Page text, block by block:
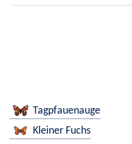
Tagpfauenauge
Kleiner Fuchs